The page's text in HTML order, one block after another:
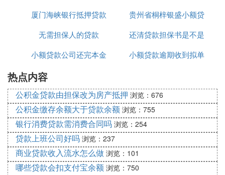
宽松，比如只要求提供一张身份证就可以办理贷款是
不太可能的。基本的如良好的个人信用、稳定的收入
来源、工作证明、银行流水等资料也是需要要的。
总之，大家可以从以上几点判断无抵押小额贷款机构
用。
长沙万达有很多信贷公司吗
长沙万达有很多信贷公司。根据查询相关公开信息，
长沙万达地区有多家信贷公司，如中国农业银行、中
国光大银行、招商银行等。这些银行都提供企业、
人贷款服务。
保
电话
厦门海峡银行抵押贷款
利息
贵州省桐梓银盛小额贷
款有限公司
无需担保人的贷款
还清贷款担保书是不是
取回
小额贷款公司还完本金
小额贷款逾期收到拟单
热点内容
公积金贷款由担保改为房产抵押 浏览：676
公积金缴存余额大于贷款余额 浏览：755
银行消费贷款需消费合同吗 浏览：254
贷款上班公司好吗 浏览：237
商业贷款收入流水怎么做 浏览：101
哪些贷款会扣支付宝余额 浏览：750